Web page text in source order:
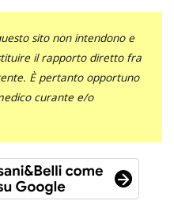
sito non intendono e
il rapporto diretto fra
È pertanto opportuno
curante e/o